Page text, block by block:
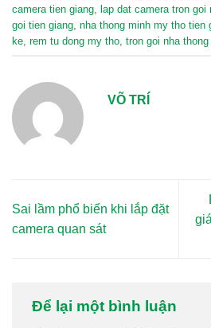
camera tien giang lap dat camera tron goi
goi tien giang nha thong minh my tho tien
ke rem tu dong my tho tron goi nha
VÕ TRÍ
Sai lầm phổ biến khi lắp đặt
camera quan sát
Để lại một bình luận